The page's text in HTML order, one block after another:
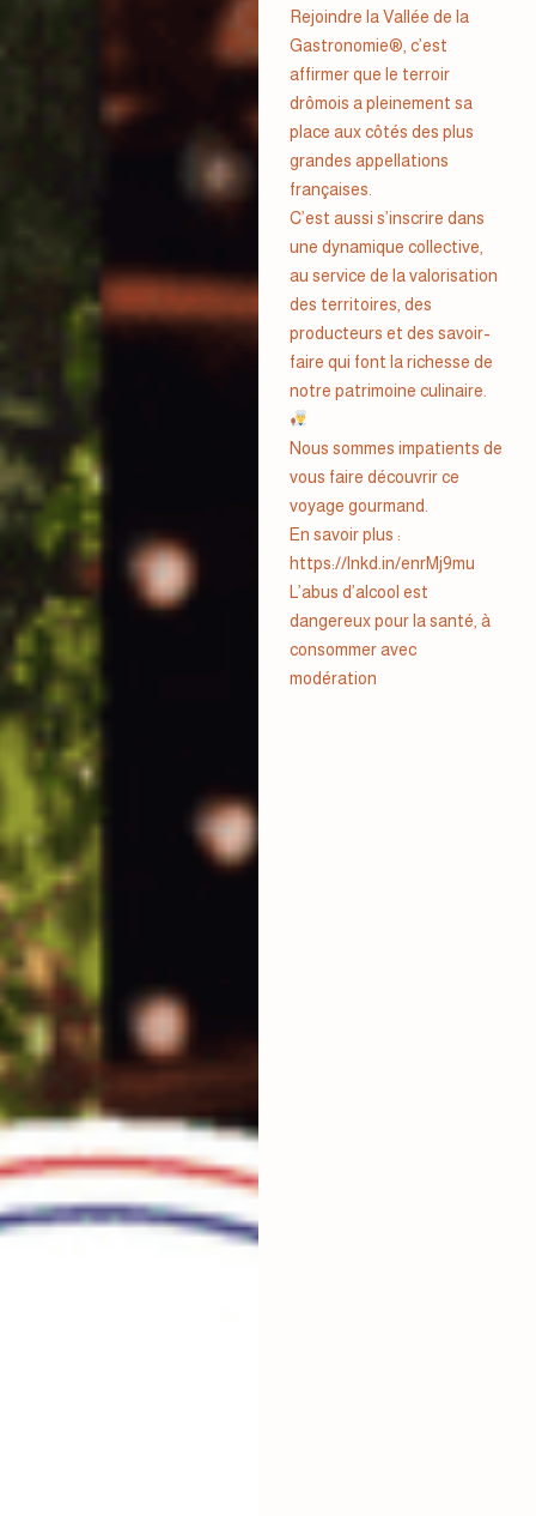
Rejoindre la Vallée de la
Gastronomie®, c’est
affirmer que le terroir
drômois a pleinement sa
place aux côtés des plus
grandes appellations
françaises.
C’est aussi s’inscrire dans
une dynamique collective,
au service de la valorisation
des territoires, des
producteurs et des savoir-
faire qui font la richesse de
notre patrimoine culinaire.
Nous sommes impatients de
vous faire découvrir ce
voyage gourmand.
En savoir plus :
https://lnkd.in/enrMj9mu
L’abus d’alcool est
dangereux pour la santé, à
consommer avec
modération